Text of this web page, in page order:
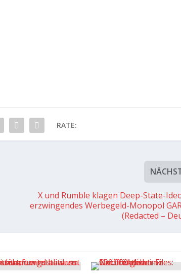
RATE:
X und Rumble klagen Deep-State-
erzwingendes Werbegeld-Monopol
(Redacted –